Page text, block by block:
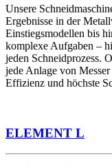
Unsere
Ergebnisse in der
Einstiegsmodellen bis
komplexe Aufgaben –
jeden Schneidprozess.
jede Anlage von
Effizienz und höchste
ELEMENT L